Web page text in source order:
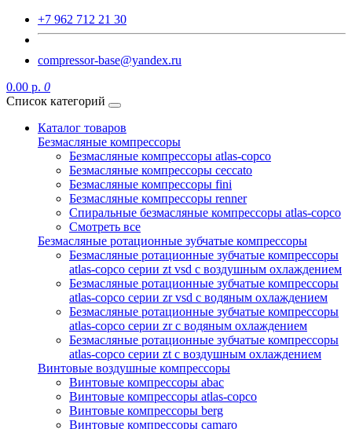
+7 962 712 21 30
compressor-base@yandex.ru
0.00 р. 0
Список категорий
Каталог товаров
Безмасляные компрессоры
Безмасляные компрессоры atlas-copco
Безмасляные компрессоры ceccato
Безмасляные компрессоры fini
Безмасляные компрессоры renner
Спиральные безмасляные компрессоры atlas-copco
Смотреть все
Безмасляные ротационные зубчатые компрессоры
Безмасляные ротационные зубчатые компрессоры
atlas-copco серии zt vsd с воздушным охлаждением
Безмасляные ротационные зубчатые компрессоры
atlas-copco серии zr vsd с водяным охлаждением
Безмасляные ротационные зубчатые компрессоры
atlas-copco серии zr с водяным охлаждением
Безмасляные ротационные зубчатые компрессоры
atlas-copco серии zt с воздушным охлаждением
Винтовые воздушные компрессоры
Винтовые компрессоры abac
Винтовые компрессоры atlas-copco
Винтовые компрессоры berg
Винтовые компрессоры camaro